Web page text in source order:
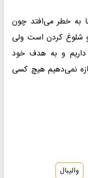
به خطر می‌افتد چون
شلوغ کردن است ولی
و به هدف خود
نمی‌دهیم هیچ کسی
والیبال